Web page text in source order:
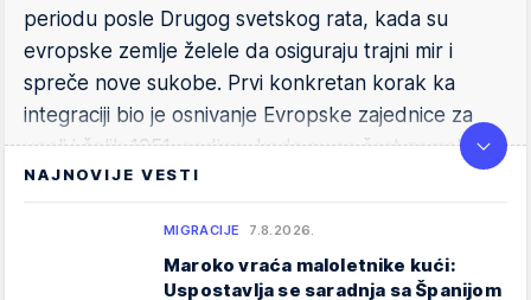
periodu posle Drugog svetskog rata, kada su
evropske zemlje želele da osiguraju trajni mir i
spreče nove sukobe. Prvi konkretan korak ka
integraciji bio je osnivanje Evropske zajednice za
ugalj i čelik 1951. godine, kada su se šest zemalja
(Francuska, Nemačka, Italija, Belgija, Holandija i
Rimski ugovor, kojim je osnovana Evropska
NAJNOVIJE VESTI
MIGRACIJE 7.8.2026.
Maroko vraća maloletnike kući:
Uspostavlja se saradnja sa Španijom